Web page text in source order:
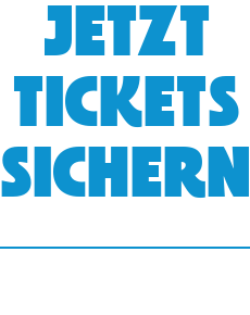
JETZT
TICKETS
SICHERN